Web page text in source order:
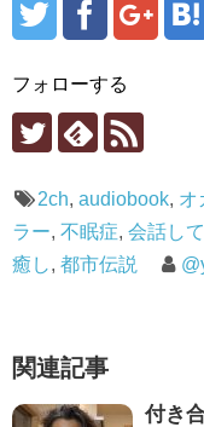
フォローする
2ch, audiobook, オ
ラー, 不眠症, 会話し
癒し, 都市伝説
関連記事
付き